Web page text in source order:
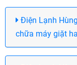
Điện Lạnh
chữa máy giặt